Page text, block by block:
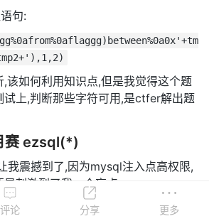
句:
该如何利用知识点,但是我觉得这个题
试上,判断那些字符可用,是ctfer解出题
赛 ezsql(*)
我震撼到了,因为mysql注入点高权限,
刺激到了我一个盲点。
表信息,没有
select
是根本不可能
评论 分享 更多